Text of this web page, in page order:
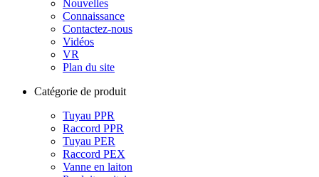
Nouvelles
Connaissance
Contactez-nous
Vidéos
VR
Plan du site
Catégorie de produit
Tuyau PPR
Raccord PPR
Tuyau PER
Raccord PEX
Vanne en laiton